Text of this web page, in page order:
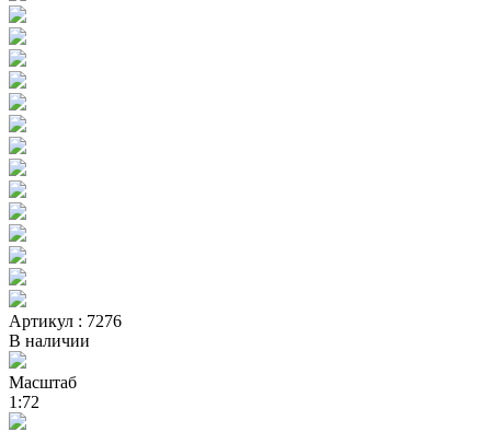
Артикул : 7276
В наличии
Масштаб
1:72